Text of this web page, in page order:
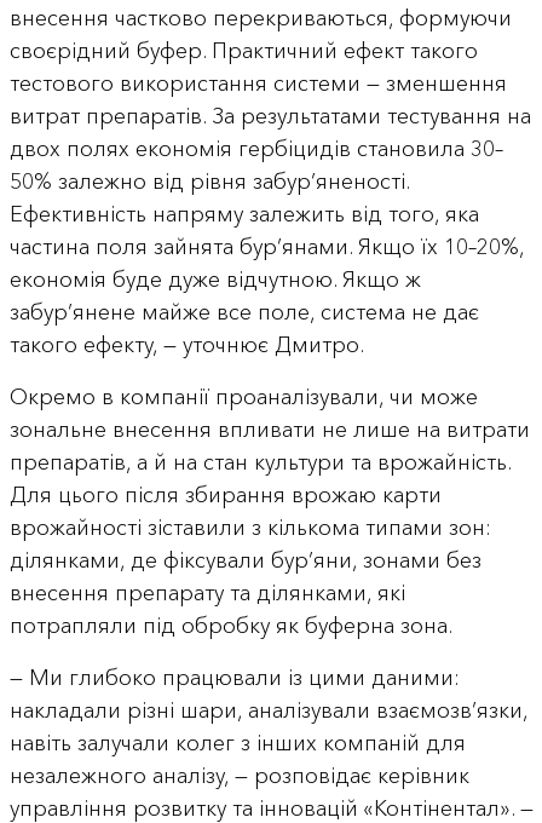
внесення частково перекриваються, формуючи
своєрідний буфер. Практичний ефект такого
тестового використання системи — зменшення
витрат препаратів. За результатами тестування на
двох полях економія гербіцидів становила 30–
50% залежно від рівня забур’яненості.
Ефективність напряму залежить від того, яка
частина поля зайнята бур’янами. Якщо їх 10–20%,
економія буде дуже відчутною. Якщо ж
забур’янене майже все поле, система не дає
такого ефекту, — уточнює Дмитро.
Окремо в компанії проаналізували, чи може
зональне внесення впливати не лише на витрати
препаратів, а й на стан культури та врожайність.
Для цього після збирання врожаю карти
врожайності зіставили з кількома типами зон:
ділянками, де фіксували бур’яни, зонами без
внесення препарату та ділянками, які
потрапляли під обробку як буферна зона.
— Ми глибоко працювали із цими даними:
накладали різні шари, аналізували взаємозв’язки,
навіть залучали колег з інших компаній для
незалежного аналізу, — розповідає керівник
управління розвитку та інновацій «Контінентал». —